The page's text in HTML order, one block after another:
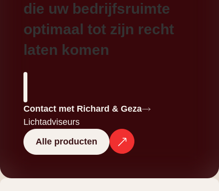
kleurweergave (hoge CRI).
die uw bedrijfsruimte
optimaal tot zijn recht
laten komen
Contact met Richard & Geza
Lichtadviseurs
Alle producten